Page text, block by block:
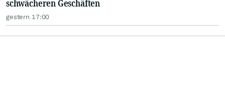
schwächeren Geschäften
gestern 17:00